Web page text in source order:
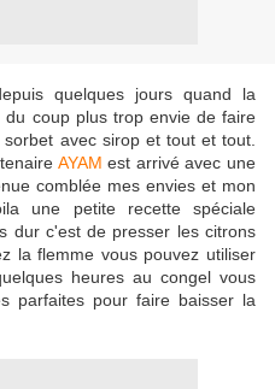
quelques jours quand la
coup plus trop envie de faire
avec sirop et tout et tout.
AYAM est arrivé avec une
comblée mes envies et mon
une petite recette spéciale
dur c'est de presser les citrons
la flemme vous pouvez utiliser
heures au congel vous
parfaites pour faire baisser la